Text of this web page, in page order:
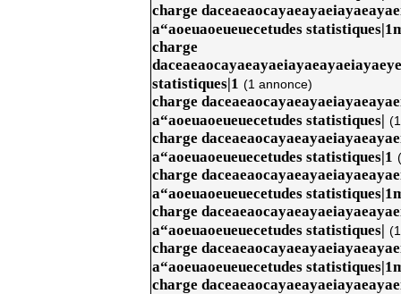
charge
a“aoeuaoeueuecetudes
charge
statistiques|1 (1 annonce)
charge
a“aoeuaoeueuecetudes statistiques|
charge
a“aoeuaoeueuecetudes statistiques|1
charge
a“aoeuaoeueuecetudes
charge
a“aoeuaoeueuecetudes statistiques|
charge
a“aoeuaoeueuecetudes
charge